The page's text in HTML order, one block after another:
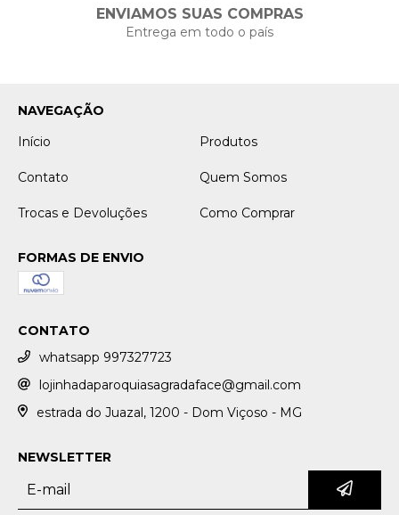
ENVIAMOS SUAS COMPRAS
Entrega em todo o país
NAVEGAÇÃO
Início
Produtos
Contato Quem Somos
Trocas e Devoluções Como Comprar
FORMAS DE ENVIO
CONTATO
whatsapp 997327723
lojinhadaparoquiasagradaface@gmail.com
estrada do Juazal, 1200 - Dom Viçoso - MG
NEWSLETTER